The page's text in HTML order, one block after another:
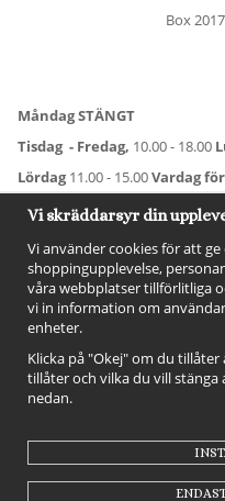
Box
Måndag STÄNGT
Tisdag - Fredag, 10.00 - 18.00
Lördag11.00 - 15.00Vardag
För avvikande öppettider:
Vi skräddarsyr din
Vi använder cookies för att
shoppingupplevelse,
våra webbplatser tillförlitliga
vi in information om
enheter.
Klicka på "Okej" om du tillåter
tillåter och vilka du vill
nedan.